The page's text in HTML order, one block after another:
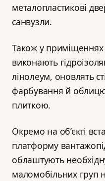
металопластикові
санвузли.
Також у приміщеннях
виконають
лінолеум, оновлять
фарбування й
плиткою.
Окремо на об’єкті
платформу
облаштують
маломобільних груп